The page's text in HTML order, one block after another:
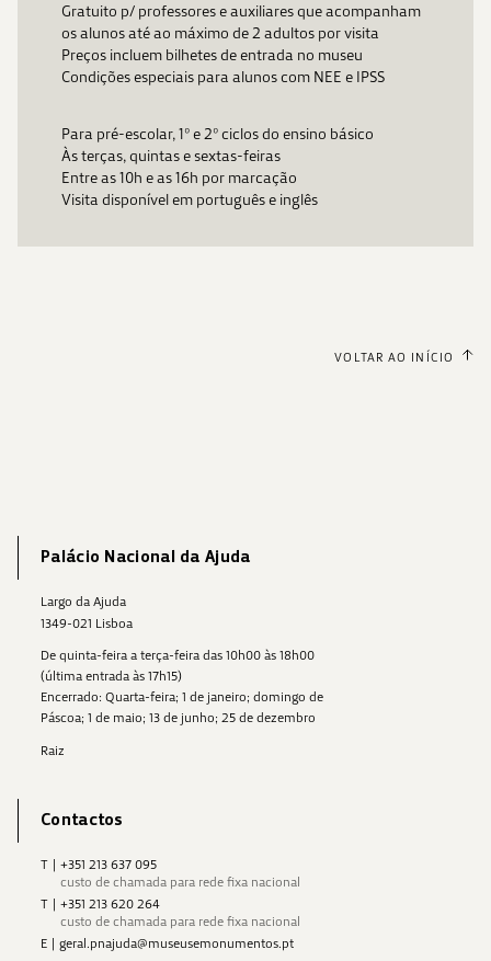
Gratuito p/ professores e auxiliares que acompanham
os alunos até ao máximo de 2 adultos por visita
Preços incluem bilhetes de entrada no museu
Condições especiais para alunos com NEE e IPSS
Para pré-escolar, 1º e 2º ciclos do ensino básico
Às terças, quintas e sextas-feiras
Entre as 10h e as 16h por marcação
Visita disponível em português e inglês
VOLTAR AO INÍCIO
Palácio Nacional da Ajuda
Largo da Ajuda
1349-021 Lisboa
De quinta-feira a terça-feira das 10h00 às 18h00
(última entrada às 17h15)
Encerrado: Quarta-feira; 1 de janeiro; domingo de
Páscoa; 1 de maio; 13 de junho; 25 de dezembro
Raiz
Contactos
T
+351 213 637 095
custo de chamada para rede fixa nacional
T
+351 213 620 264
custo de chamada para rede fixa nacional
E
geral.pnajuda@museusemonumentos.pt